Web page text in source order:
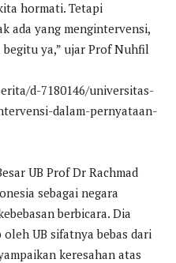
hormati. Tetapi
ada yang mengintervensi,
ya,” ujar Prof Nuhfil
d-7180146/universitas-
dalam-pernyataan-
UB Prof Dr Rachmad
sebagai negara
berbicara. Dia
UB sifatnya bebas dari
keresahan atas